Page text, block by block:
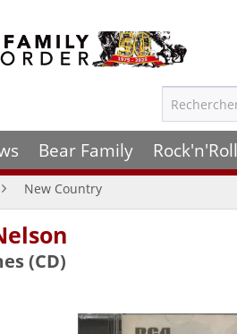
Bear Family Rock'n'Roll
New Country
(CD)